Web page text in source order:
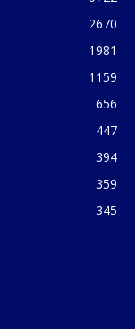
2670
1981
1159
656
447
394
359
345